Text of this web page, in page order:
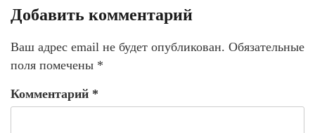
Добавить комментарий
Ваш адрес email не будет опубликован. Обязательные
поля помечены *
Комментарий *